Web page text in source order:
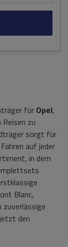
für Opel,
zu
sorgt für
auf jeder
in dem
Blanc,
zuverlässige
den